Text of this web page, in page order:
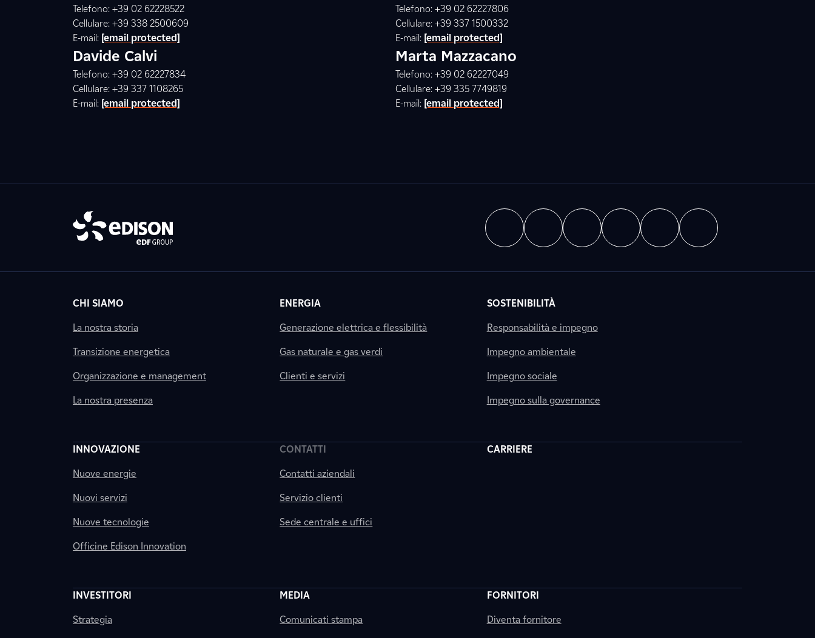
Telefono: +39 02 62228522
Cellulare: +39 338 2500609
E-mail: [email protected]
Telefono: +39 02 62227806
Cellulare: +39 337 1500332
E-mail: [email protected]
Davide Calvi
Telefono: +39 02 62227834
Cellulare: +39 337 1108265
E-mail: [email protected]
Marta Mazzacano
Telefono: +39 02 62227049
Cellulare: +39 335 7749819
E-mail: [email protected]
CHI SIAMO
La nostra storia
Transizione energetica
Organizzazione e management
La nostra presenza
ENERGIA
Generazione elettrica e flessibilità
Gas naturale e gas verdi
Clienti e servizi
SOSTENIBILITÀ
Responsabilità e impegno
Impegno ambientale
Impegno sociale
Impegno sulla governance
INNOVAZIONE
Nuove energie
Nuovi servizi
Nuove tecnologie
Officine Edison Innovation
CONTATTI
Contatti aziendali
Servizio clienti
Sede centrale e uffici
CARRIERE
INVESTITORI
Strategia
MEDIA
Comunicati stampa
FORNITORI
Diventa fornitore